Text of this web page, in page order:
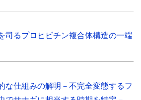
司るプロヒビチン複合体構造の一端
な仕組みの解明－不完全変態するフ